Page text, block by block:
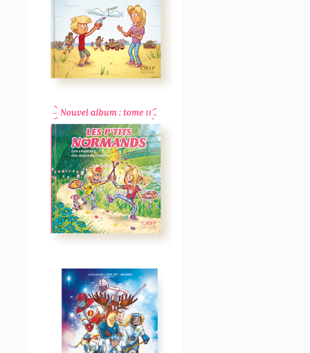
4 – LES P’TITS
NORMANDS – LE
DÉBARQUEMENT
LIVRES JEUNESSE
5,95€
•11 – LES P’TITS
NORMANDS – LES
COULEURS DES
IMPRESSIONNISTES
LIVRES JEUNESSE
6,95€
LES P’TITS CRACKS DU
HOCKEY